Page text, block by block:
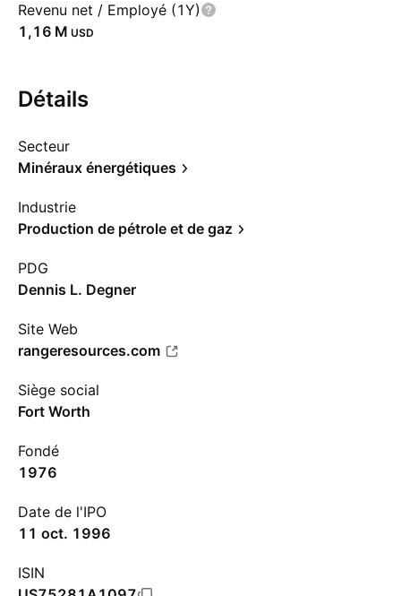
Revenu net / Employé (1Y)
‪1,16 M‬ USD
Détails
Secteur
Minéraux énergétiques
Industrie
Production de pétrole et de gaz
PDG
Dennis L. Degner
Site Web
rangeresources.com
Siège social
Fort Worth
Fondé
1976
Date de l'IPO
11 oct. 1996
ISIN